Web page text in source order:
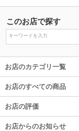
このお店で探す
お店のカテゴリ一覧
お店のすべての商品
お店の評価
お店からのお知らせ